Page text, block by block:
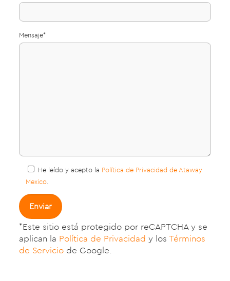
Mensaje*
He leído y acepto la Política de Privacidad de Ataway
Mexico.
*Este sitio está protegido por reCAPTCHA y se
aplican la Política de Privacidad y los Términos
de Serviciode Google.